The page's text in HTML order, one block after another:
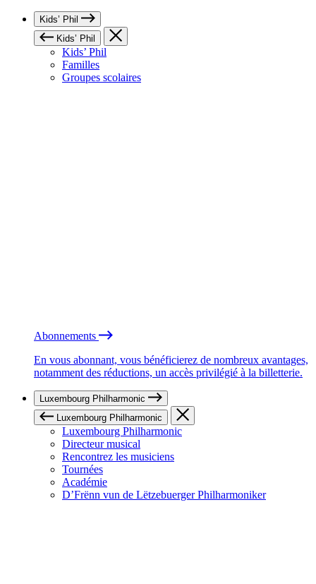
Kids’ Phil
Kids’ Phil
Kids’ Phil
Familles
Groupes scolaires
Abonnements
En vous abonnant, vous bénéficierez de nombreux avantages,
notamment des réductions, un accès privilégié à la billetterie.
Luxembourg Philharmonic
Luxembourg Philharmonic
Luxembourg Philharmonic
Directeur musical
Rencontrez les musiciens
Tournées
Académie
D’Frënn vun de Lëtzebuerger Philharmoniker